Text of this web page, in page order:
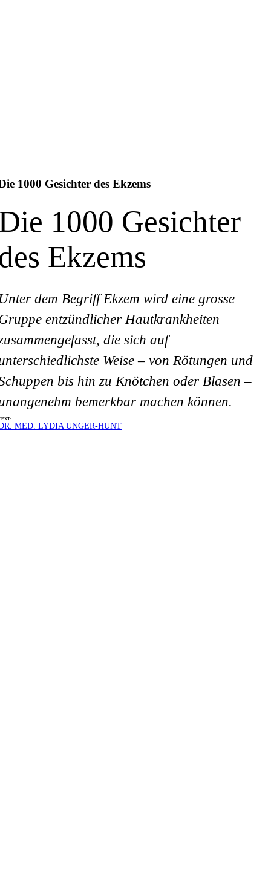
1000 Gesichter des Ekzems
1000 Gesichter
Ekzems
dem Begriff Ekzem wird eine grosse
entzündlicher Hautkrankheiten
die sich auf
Weise – von Rötungen und
bis hin zu Knötchen oder Blasen –
bemerkbar machen können.
MED. LYDIA UNGER-HUNT